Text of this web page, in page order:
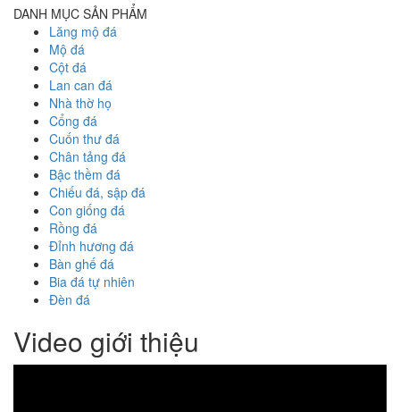
DANH MỤC SẢN PHẨM
Lăng mộ đá
Mộ đá
Cột đá
Lan can đá
Nhà thờ họ
Cổng đá
Cuốn thư đá
Chân tảng đá
Bậc thềm đá
Chiếu đá, sập đá
Con giống đá
Rồng đá
Đỉnh hương đá
Bàn ghế đá
Bia đá tự nhiên
Đèn đá
Video giới thiệu